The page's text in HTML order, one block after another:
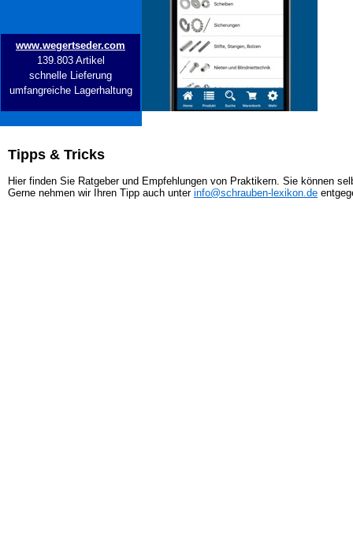
www.wegertseder.com
139.803 Artikel
schnelle Lieferung
umfangreiche Lagerhaltung
Tipps & Tricks
Hier finden Sie Ratgeber und Empfehlungen von Praktikern. Sie können
Gerne nehmen wir Ihren Tipp auch unter info@schrauben-lexikon.de